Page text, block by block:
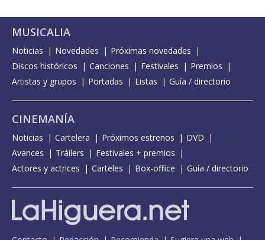
MUSICALIA
Noticias Novedades
Próximas novedades
Discos históricos
Canciones Festivales
Premios
Artistas y grupos
Portadas Listas Guía / directorio
CINEMANÍA
Noticias Cartelera Próximos estrenos
DVD
Avances
Tráilers
Festivales + premios
Actores y actrices
Carteles Box-office Guía / directorio